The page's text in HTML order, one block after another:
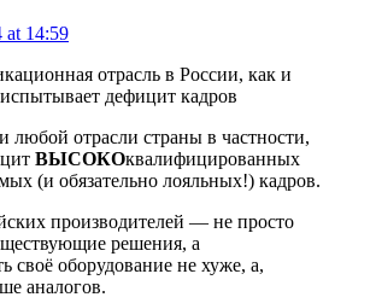
at 14:59
отрасль в России, как и
дефицит кадров
любой отрасли страны в частности,
ВЫСОКОквалифицированных
(и обязательно лояльных!) кадров.
производителей ― не просто
решения, а
своё оборудование не хуже, а,
аналогов.